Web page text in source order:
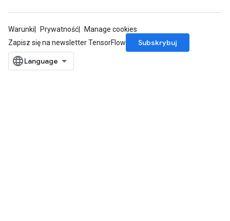
Warunki Prywatność
Manage cookies
Zapisz się na newsletter TensorFlow
Subskrybuj